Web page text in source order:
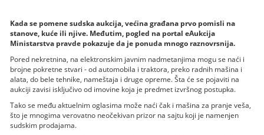
Kada se pomene sudska aukcija, većina građana prvo pomisli na
stanove, kuće ili njive. Međutim, pogled na portal eAukcija
Ministarstva pravde pokazuje da je ponuda mnogo raznovrsnija.
Pored nekretnina, na elektronskim javnim nadmetanjima mogu se naći i
brojne pokretne stvari - od automobila i traktora, preko radnih mašina i
alata, do bele tehnike, nameštaja i druge opreme. Šta će se pojaviti na
aukciji zavisi isključivo od imovine koja je predmet izvršnog postupka.
Tako se među aktuelnim oglasima može naći čak i mašina za pranje veša,
što je mnogima verovatno neočekivan prizor na sajtu koji je namenjen
sudskim prodajama.